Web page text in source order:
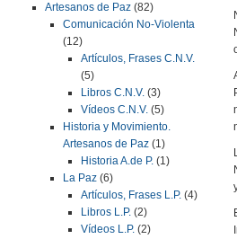
Artesanos de Paz (82)
Comunicación No-Violenta
(12)
Artículos, Frases C.N.V.
(5)
Libros C.N.V. (3)
Vídeos C.N.V. (5)
Historia y Movimiento.
Artesanos de Paz (1)
Historia A.de P. (1)
La Paz (6)
Artículos, Frases L.P. (4)
Libros L.P. (2)
Vídeos L.P. (2)